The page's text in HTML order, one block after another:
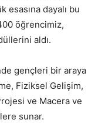
dayalı bu
öğrencimiz,
aldı.
gençleri bir araya
Fiziksel Gelişim,
ve Macera ve
sunar.